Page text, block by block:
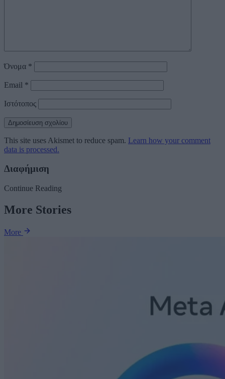
Όνομα *
Email *
Ιστότοπος
This site uses Akismet to reduce spam. Learn how your comment
data is processed.
Διαφήμιση
Continue Reading
More Stories
More